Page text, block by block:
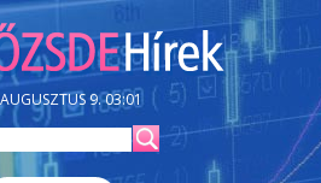
9. 03:01